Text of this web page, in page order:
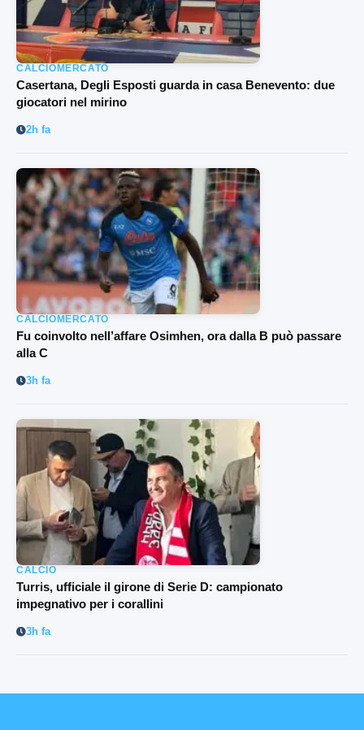
CALCIOMERCATO
Casertana, Degli Esposti guarda in casa Benevento: due
giocatori nel mirino
2h fa
CALCIOMERCATO
Fu coinvolto nell’affare Osimhen, ora dalla B può passare
alla C
3h fa
CALCIO
Turris, ufficiale il girone di Serie D: campionato
impegnativo per i corallini
3h fa